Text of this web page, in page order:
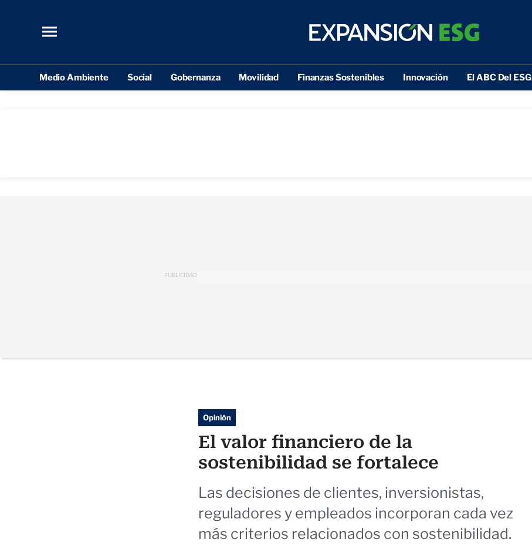
Medio Ambiente Social Gobernanza Movilidad Finanzas Sostenibles Innovación El ABC Del ESG
PUBLICIDAD
Opinión
El valor financiero de la
sostenibilidad se fortalece
Las decisiones de clientes, inversionistas,
reguladores y empleados incorporan cada vez
más criterios relacionados con sostenibilidad.